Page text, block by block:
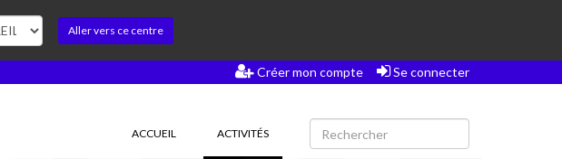
Aller vers ce centre
Créer mon compte Se connecter
ACCUEIL ACTIVITÉS(CURRENT)